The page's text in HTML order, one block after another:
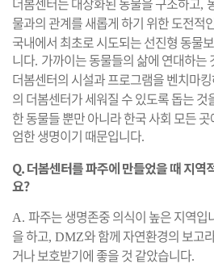
,
물과의 관계를 새롭게 하기 위한 도전적
국내에서 최초로 시도되는 선진형 동물
니다. 가까이는 동물들의 삶에 연대하는
더봄센터의 시설과 프로그램을 벤치마
의 더봄센터가 세워질 수 있도록 돕는 것
한 동물들 뿐만 아니라 한국 사회 모든
엄한 생명이기 때문입니다.
Q. 더봄센터를 파주에 만들었을 때 지역
요?
A. 파주는 생명존중 의식이 높은 지역입
을 하고, DMZ와 함께 자연환경의 보고
거나 보호받기에 좋을 것 같았습니다.